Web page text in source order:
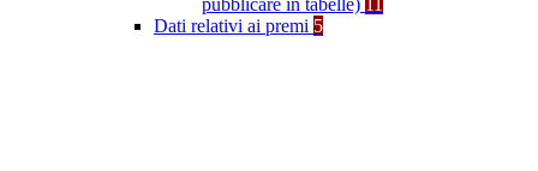
pubblicare in tabelle)
Dati relativi ai premi 5